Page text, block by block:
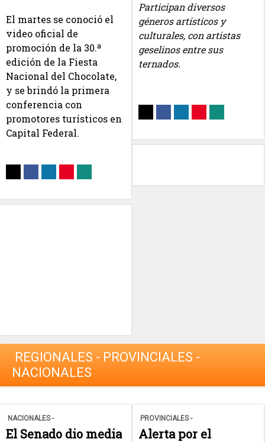
El martes se conoció el
video oficial de
promoción de la 30.ª
edición de la Fiesta
Nacional del Chocolate,
y se brindó la primera
conferencia con
promotores turísticos en
Capital Federal.
Participan diversos
géneros artísticos y
culturales, con artistas
geselinos entre sus
ternados.
REGIONALES - PROVINCIALES -
NACIONALES
NACIONALES -
El Senado dio media
PROVINCIALES -
Alerta por el